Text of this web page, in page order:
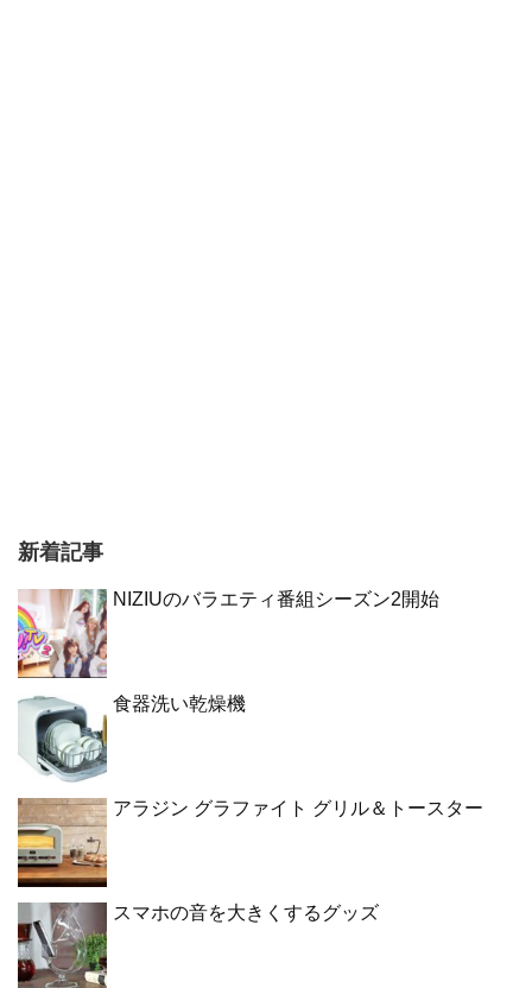
新着記事
NIZIUのバラエティ番組シーズン2開始
食器洗い乾燥機
アラジン グラファイト グリル＆トースター
スマホの音を大きくするグッズ